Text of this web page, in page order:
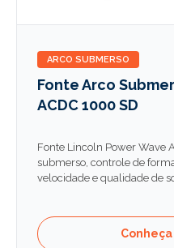
ARCO SUBMERSO
Fonte Arco
ACDC 1000 SD
Fonte Lincoln Power Wave
submerso, controle de
velocidade e qualidade de